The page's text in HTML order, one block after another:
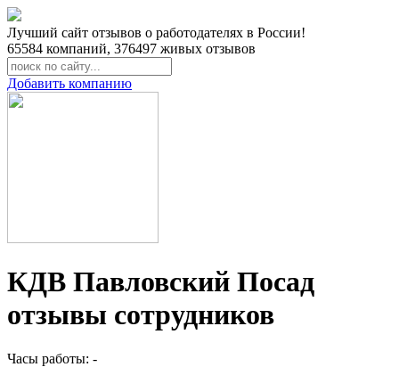
Лучший сайт отзывов о работодателях в России!
65584 компаний, 376497 живых отзывов
Добавить компанию
КДВ Павловский Посад
отзывы сотрудников
Часы работы: -